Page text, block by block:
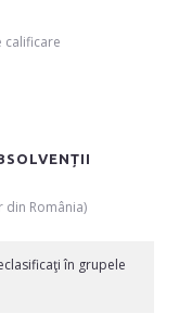
calificare
România)
în grupele